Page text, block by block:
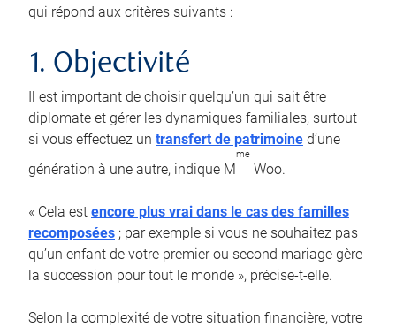
qui répond aux critères suivants :
1. Objectivité
Il est important de choisir quelqu’un qui sait être
diplomate et gérer les dynamiques familiales, surtout
si vous effectuez un transfert de patrimoine d’une
génération à une autre, indique M
me
Woo.
« Cela est encore plus vrai dans le cas des familles
recomposées ; par exemple si vous ne souhaitez pas
qu’un enfant de votre premier ou second mariage gère
la succession pour tout le monde », précise-t-elle.
Selon la complexité de votre situation financière, votre